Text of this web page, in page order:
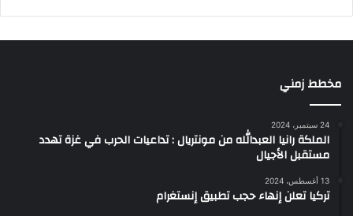
مخطط زمني
24 سبتمبر، 2024
الملكة رانيا العبدالله من مونتريال : تداعيات الحرب في غزة تهدد
مستقبل الأجيال
13 أغسطس، 2024
تركيا تعلن إنهاء حجب تطبيق إنستغرام